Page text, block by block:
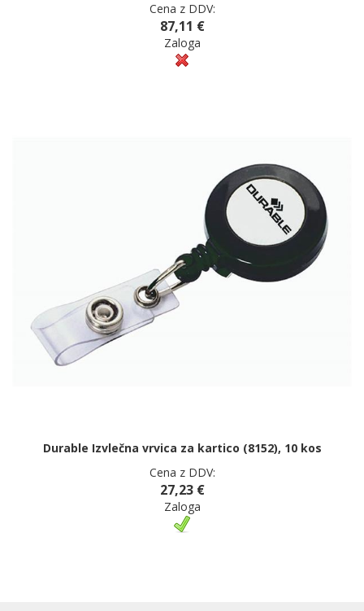
Cena z DDV:
87,11 €
Zaloga
Durable Izvlečna vrvica za kartico (8152), 10 kos
Cena z DDV:
27,23 €
Zaloga